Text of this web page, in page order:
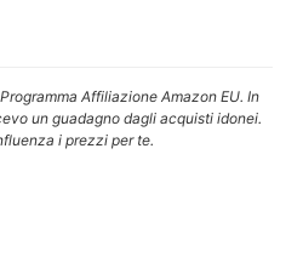
Affiliazione Amazon EU. In
un guadagno dagli acquisti idonei.
i prezzi per te.